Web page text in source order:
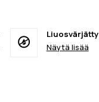
Liuosvärjätty
Näytä lisää